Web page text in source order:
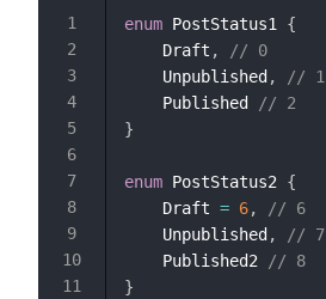
enum PostStatus1 {
    Draft
,
// 0
    Unpublished
,
// 1
    Published
// 2
}
enum PostStatus2 {
    Draft
= 6,
// 6
    Unpublished
,
// 7
    Published2
// 8
}